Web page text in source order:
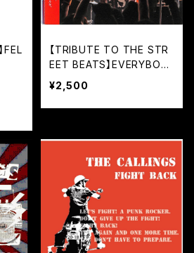
FEL
【TRIBUTE TO THE STR
EET BEATS】EVERYBOD
Y MEET THE BEATS!
¥2,500